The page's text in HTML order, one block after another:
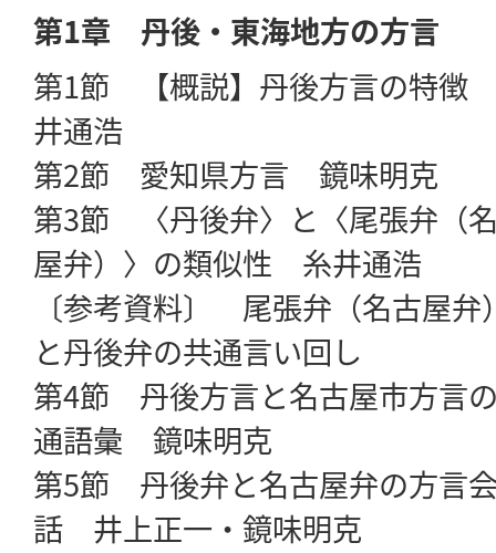
第1章 丹後・東海地方の方言
第1節 【概説】丹後方言の特徴
井通浩
第2節 愛知県方言 鏡味明克
第3節 〈丹後弁〉と〈尾張弁（
屋弁）〉の類似性 糸井通浩
〔参考資料〕 尾張弁（名古屋弁
と丹後弁の共通言い回し
第4節 丹後方言と名古屋市方言
通語彙 鏡味明克
第5節 丹後弁と名古屋弁の方言
話 井上正一・鏡味明克